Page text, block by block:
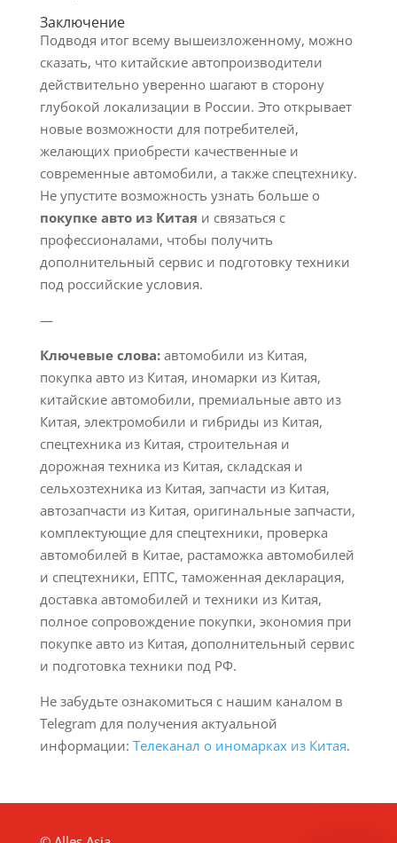
Заключение
Подводя итог всему вышеизложенному, можно
сказать, что китайские автопроизводители
действительно уверенно шагают в сторону
глубокой локализации в России. Это открывает
новые возможности для потребителей,
желающих приобрести качественные и
современные автомобили, а также спецтехнику.
Не упустите возможность узнать больше о
покупке авто из Китая и связаться с
профессионалами, чтобы получить
дополнительный сервис и подготовку техники
под российские условия.
—
Ключевые слова:автомобили из Китая,
покупка авто из Китая, иномарки из Китая,
китайские автомобили, премиальные авто из
Китая, электромобили и гибриды из Китая,
спецтехника из Китая, строительная и
дорожная техника из Китая, складская и
сельхозтехника из Китая, запчасти из Китая,
автозапчасти из Китая, оригинальные запчасти,
комплектующие для спецтехники, проверка
автомобилей в Китае, растаможка автомобилей
и спецтехники, ЕПТС, таможенная декларация,
доставка автомобилей и техники из Китая,
полное сопровождение покупки, экономия при
покупке авто из Китая, дополнительный сервис
и подготовка техники под РФ.
Не забудьте ознакомиться с нашим каналом в
Telegram для получения актуальной
информации: Телеканал о иномарках из Китая.